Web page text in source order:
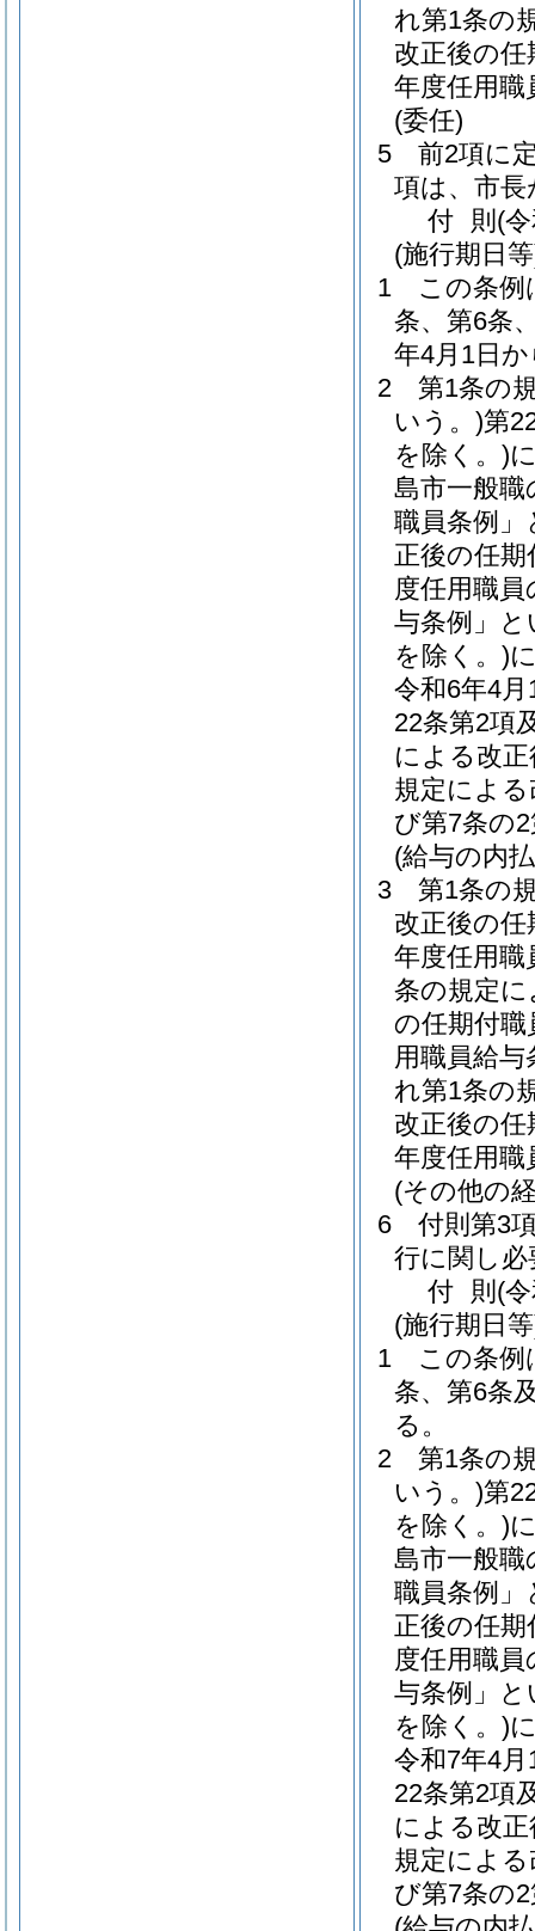
れ第1条の
改正後の
年度任用
(委任)
5
前2項に
項は、市
付 則 (
(施行期日
1
この条例
条、第6条
年4月1日
2
第1条の
いう。)第
を除く。)
島市一般職
職員条例」
正後の任
度任用職
与条例」と
を除く。)
令和6年4
22条第2項
による改
規定によ
び第7条の
(給与の内
3
第1条の
改正後の
年度任用
条の規定
の任期付
用職員給
れ第1条の
改正後の
年度任用
(その他の
6
付則第3
行に関し
付 則 (
(施行期日
1
この条例
条、第6条
る。
2
第1条の
いう。)第
を除く。)
島市一般職
職員条例」
正後の任
度任用職
与条例」と
を除く。)
令和7年4
22条第2項
による改
規定によ
び第7条の